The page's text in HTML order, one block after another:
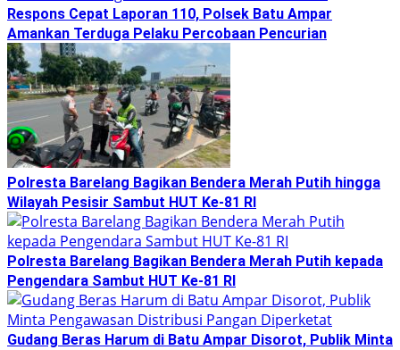
Respons Cepat Laporan 110, Polsek Batu Ampar
Amankan Terduga Pelaku Percobaan Pencurian
Polresta Barelang Bagikan Bendera Merah Putih hingga
Wilayah Pesisir Sambut HUT Ke-81 RI
Polresta Barelang Bagikan Bendera Merah Putih kepada
Pengendara Sambut HUT Ke-81 RI
Gudang Beras Harum di Batu Ampar Disorot, Publik Minta